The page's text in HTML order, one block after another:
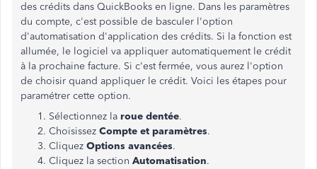
des crédits dans QuickBooks en ligne. Dans les paramètres
du compte, c'est possible de basculer l'option
d'automatisation d'application des crédits. Si la fonction est
allumée, le logiciel va appliquer automatiquement le crédit
à la prochaine facture. Si c'est fermée, vous aurez l'option
de choisir quand appliquer le crédit. Voici les étapes pour
paramétrer cette option.
Sélectionnez la roue dentée.
Choisissez Compte et paramètres.
Cliquez Options avancées.
Cliquez la section Automatisation.